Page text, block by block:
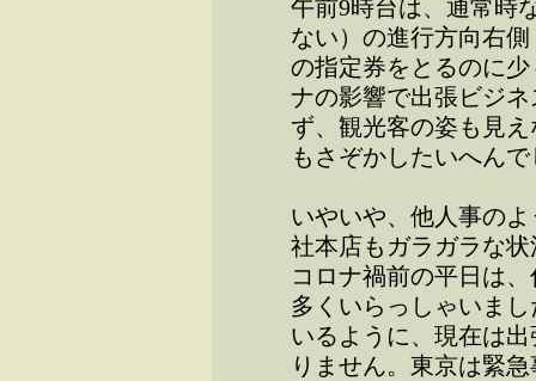
午前9時台は、通常時
ない）の進行方向右
の指定券をとるのに
ナの影響で出張ビジ
ず、観光客の姿も見
もさぞかしたいへん
いやいや、他人事の
社本店もガラガラな
コロナ禍前の平日は
多くいらっしゃいま
いるように、現在は
りません。東京は緊